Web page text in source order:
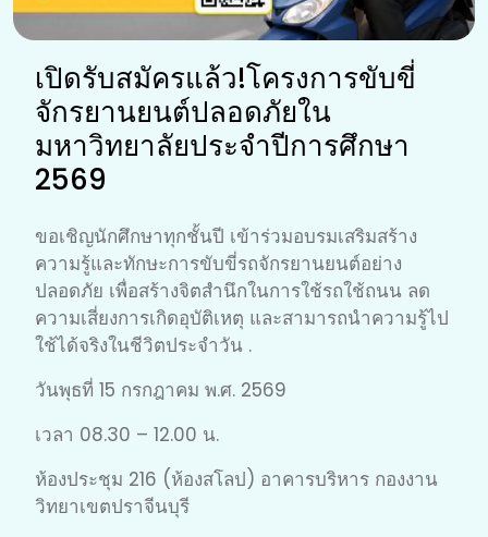
เปิดรับสมัครแล้ว!โครงการขับขี่
จักรยานยนต์ปลอดภัยใน
มหาวิทยาลัยประจำปีการศึกษา
2569
ขอเชิญนักศึกษาทุกชั้นปี เข้าร่วมอบรมเสริมสร้าง
ความรู้และทักษะการขับขี่รถจักรยานยนต์อย่าง
ปลอดภัย เพื่อสร้างจิตสำนึกในการใช้รถใช้ถนน ลด
ความเสี่ยงการเกิดอุบัติเหตุ และสามารถนำความรู้ไป
ใช้ได้จริงในชีวิตประจำวัน .
วันพุธที่ 15 กรกฎาคม พ.ศ. 2569
เวลา 08.30 – 12.00 น.
ห้องประชุม 216 (ห้องสโลป) อาคารบริหาร กองงาน
วิทยาเขตปราจีนบุรี